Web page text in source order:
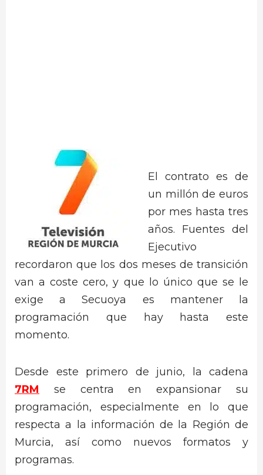
El contrato es de
un millón de euros
por mes hasta tres
años. Fuentes del
Ejecutivo
recordaron que los dos meses de transición
van a coste cero, y que lo único que se le
exige a Secuoya es mantener la
programación que hay hasta este
momento.
Desde este primero de junio, la cadena
7RM se centra en expansionar su
programación, especialmente en lo que
respecta a la información de la Región de
Murcia, así como nuevos formatos y
programas.